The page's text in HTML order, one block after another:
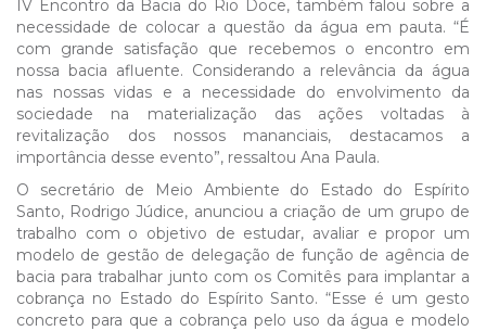
IV Encontro da Bacia do Rio Doce, também falou sobre a
necessidade de colocar a questão da água em pauta. “É
com grande satisfação que recebemos o encontro em
nossa bacia afluente. Considerando a relevância da água
nas nossas vidas e a necessidade do envolvimento da
sociedade na materialização das ações voltadas à
revitalização dos nossos mananciais, destacamos a
importância desse evento”, ressaltou Ana Paula.
O secretário de Meio Ambiente do Estado do Espírito
Santo, Rodrigo Júdice, anunciou a criação de um grupo de
trabalho com o objetivo de estudar, avaliar e propor um
modelo de gestão de delegação de função de agência de
bacia para trabalhar junto com os Comitês para implantar a
cobrança no Estado do Espírito Santo. “Esse é um gesto
concreto para que a cobrança pelo uso da água e modelo